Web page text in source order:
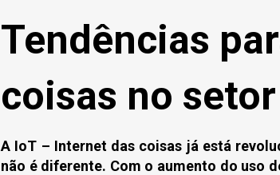
Tendências
coisas no
A IoT – Internet das coisas já está
não é diferente. Com o aumento do uso